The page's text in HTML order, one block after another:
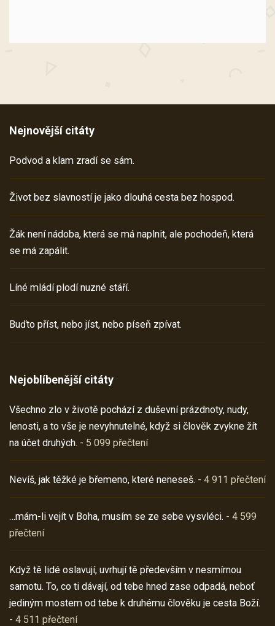
Nejnovější citáty
Podvod a klam zradí se sám.
Život bez slavností je jako dlouhá cesta bez hospod.
Žák není nádoba, která se má naplnit, ale pochodeň, která
se má zapálit.
Líné mládí plodí nuzné stáří.
Buďto příst, nebo jíst, nebo píseň zpívat.
Nejoblíbenější citáty
Všechno zlo v životě pochází z duševní prázdnoty, nudy,
lenosti, a to vše je nevyhnutelné, když si člověk zvykne žít
na účet druhých. - 5 099 přečtení
Nevíš, jak těžké je břemeno, které neneseš. - 4 911 přečtení
…mám-li vejít v Boha, musím se ze sebe vysvléci. - 4 599
přečtení
Když tě lidé oslavují, uvrhují tě především v nesmírnou
samotu. To, co ti dávají, od tebe hned zase odpadá, neboť
jediným mostem od tebe k druhému člověku je cesta Boží.
- 4 511 přečtení